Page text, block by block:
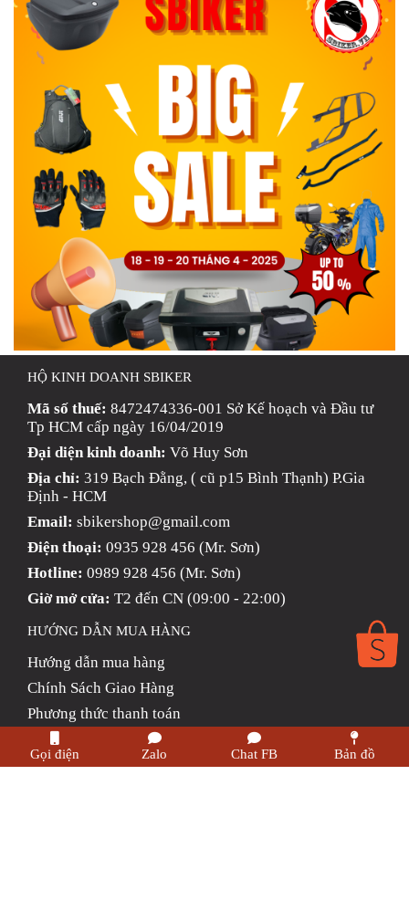
HỘ KINH DOANH SBIKER
Mã số thuế: 8472474336-001 Sở Kế hoạch và Đầu tư
Tp HCM cấp ngày 16/04/2019
Đại diện kinh doanh: Võ Huy Sơn
Địa chỉ: 319 Bạch Đằng, ( cũ p15 Bình Thạnh) P.Gia
Định - HCM
Email: sbikershop@gmail.com
Điện thoại: 0935 928 456 (Mr. Sơn)
Hotline: 0989 928 456 (Mr. Sơn)
Giờ mở cửa: T2 đến CN (09:00 - 22:00)
HƯỚNG DẪN MUA HÀNG
Hướng dẫn mua hàng
Chính Sách Giao Hàng
Phương thức thanh toán
Chính sách trả hàng & Hoàn tiền
Chính sách bảo mật thông tin
Gọi điện Zalo Chat FB Bản đồ